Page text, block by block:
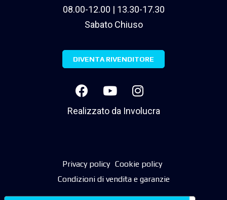
08.00-12.00 | 13.30-17.30
Sabato Chiuso
DIVENTA RIVENDITORE
Realizzato da Involucra
Privacy policy Cookie policy
Condizioni di vendita e garanzie